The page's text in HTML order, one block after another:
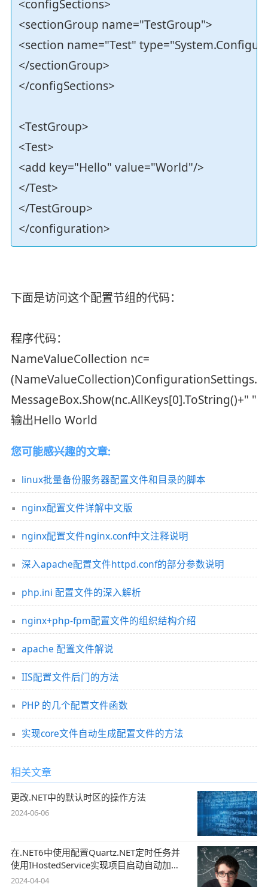
<configSections>
<sectionGroup name="TestGroup">
<section name="Test"
</sectionGroup>
</configSections>
<TestGroup>
<Test>
<add key="Hello" value="World"/>
</Test>
</TestGroup>
</configuration>
下面是访问这个配置节组的代码：
程序代码：
NameValueCollection nc=
MessageBox.Show(nc.AllKeys[0].ToString()+"
输出Hello World
您可能感兴趣的文章:
linux批量备份服务器配置文件和目录的脚本
nginx配置文件详解中文版
nginx配置文件nginx.conf中文注释说明
深入apache配置文件httpd.conf的部分参数说明
php.ini 配置文件的深入解析
nginx+php-fpm配置文件的组织结构介绍
apache 配置文件解说
IIS配置文件后门的方法
PHP 的几个配置文件函数
实现core文件自动生成配置文件的方法
相关文章
更改.NET中的默认时区的操作方法
2024-06-06
在.NET6中使用配置Quartz.NET定时任务并
使用IHostedService实现项目启动自动加载
任务
2024-04-04